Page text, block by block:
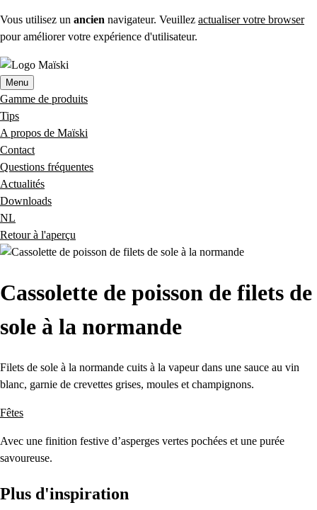
Vous utilisez un ancien navigateur. Veuillez actualiser votre browser
pour améliorer votre expérience d'utilisateur.
Menu
Gamme de produits
Tips
A propos de Maïski
Contact
Questions fréquentes
Actualités
Downloads
NL
Retour à l'aperçu
Cassolette de poisson de filets de
sole à la normande
Filets de sole à la normande cuits à la vapeur dans une sauce au vin
blanc, garnie de crevettes grises, moules et champignons.
Fêtes
Avec une finition festive d’asperges vertes pochées et une purée
savoureuse.
Plus d'inspiration